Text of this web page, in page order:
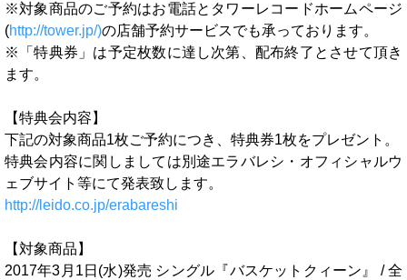
※対象商品のご予約はお電話とタワーレコードホームページ
(http://tower.jp/)の店舗予約サービスでも承っております。
※「特典券」は予定枚数に達し次第、配布終了とさせて頂き
ます。
【特典会内容】
下記の対象商品1枚ご予約につき、特典券1枚をプレゼント。
特典会内容に関しましては別途エラバレシ・オフィシャルウ
ェブサイト等にて発表致します。
http://leido.co.jp/erabareshi
【対象商品】
2017年3月1日(水)発売 シングル『バスケットクィーン』 / 全